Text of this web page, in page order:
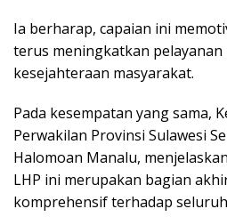
Ia berharap, capaian ini
terus meningkatkan pelayanan
kesejahteraan masyarakat.
​Pada kesempatan yang sama,
Perwakilan Provinsi Sulawesi
Halomoan Manalu,
LHP ini merupakan bagian
komprehensif terhadap